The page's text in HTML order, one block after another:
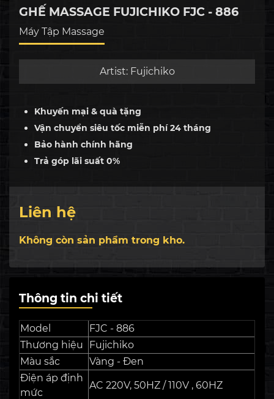
GHẾ MASSAGE FUJICHIKO FJC - 886
Máy Tập Massage
Artist: Fujichiko
Khuyến mại & quà tặng
Vận chuyển siêu tốc miễn phí 24 tháng
Bảo hành chính hãng
Trả góp lãi suất 0%
Bảo hành
6 năm
Model máy
xuất
Thương
hiệu
Vận chuyển
Miễn phí vận chuyển và lắp đặt toàn
quốc
Liên hệ
Không còn sản phẩm trong kho.
Thông tin chi tiết
Model
FJC - 886
Thương hiệu
Fujichiko
Màu sắc
Vàng - Đen
Điện áp định
mức
AC 220V, 50HZ / 110V , 60HZ